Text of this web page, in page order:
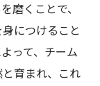
磨くことで、
につけること
って、チーム
育まれ、これ